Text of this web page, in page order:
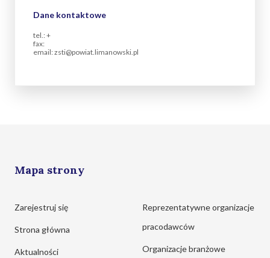
Dane kontaktowe
tel.: +
fax:
email: zsti@powiat.limanowski.pl
Mapa strony
Zarejestruj się
Strona główna
Aktualności
Reprezentatywne organizacje
pracodawców
Organizacje branżowe